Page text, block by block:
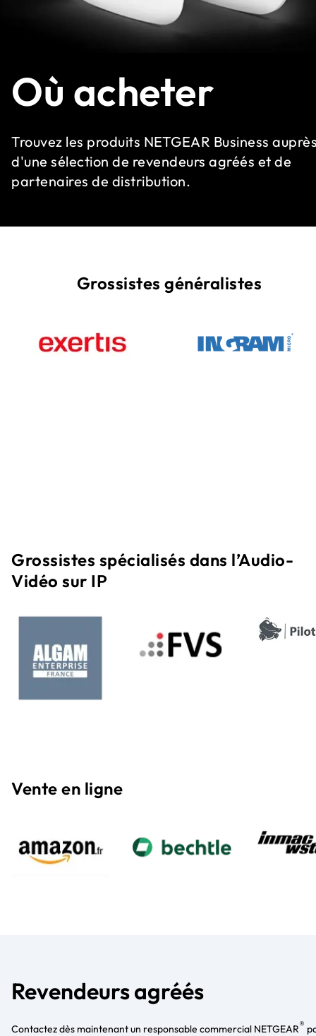
Où acheter
Trouvez les produits NETGEAR Business
d'une sélection de revendeurs agréés et de
partenaires de distribution.
Grossistes généralistes
Grossistes spécialisés dans l’Audio-
Vidéo sur IP
Vente en ligne
Revendeurs agréés
Contactez dès maintenant un responsable commercial NETGEAR®